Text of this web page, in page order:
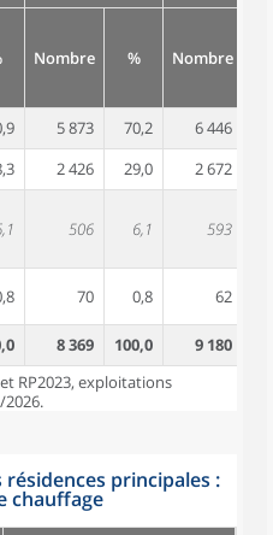
Nombre % Nombre
5 873 70,2 6 446
2 426 29,0 2 672
506 6,1 593
70 0,8 62
8 369 100,0 9 180
RP2023, exploitations
résidences principales :
chauffage